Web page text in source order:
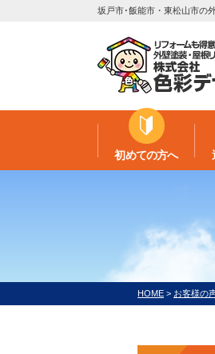
坂戸市･飯能市・東松山市の
初めての方へ
HOME > お客様の